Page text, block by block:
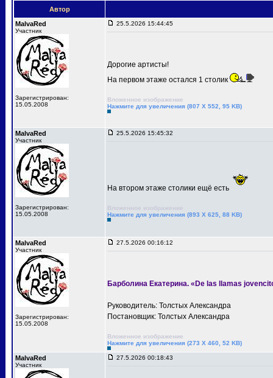
Автор
MalvaRed
Участник
Зарегистрирован:
15.05.2008
25.5.2026 15:44:45
Дорогие артисты!
На первом этаже остался 1 столик
Вложенное изображение
Нажмите для увеличения (807 X 552, 95 KB)
MalvaRed
Участник
Зарегистрирован:
15.05.2008
25.5.2026 15:45:32
На втором этаже столики ещё есть
Вложенное изображение
Нажмите для увеличения (893 X 625, 88 KB)
MalvaRed
Участник
Зарегистрирован:
15.05.2008
27.5.2026 00:16:12
Барболина Екатерина. «De las llamas
Руководитель: Толстых Александра
Постановщик: Толстых Александра
Вложенное изображение
Нажмите для увеличения (273 X 460, 52 KB)
MalvaRed
Участник
27.5.2026 00:18:43